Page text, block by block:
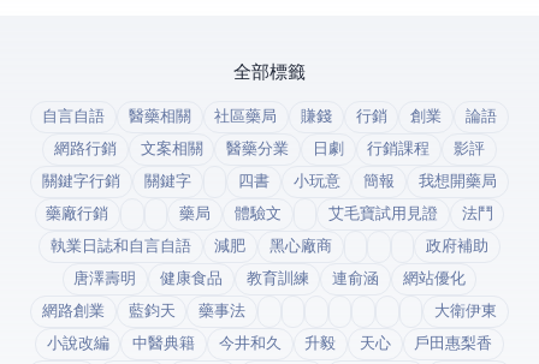
全部標籤
自言自語 醫藥相關 社區藥局 賺錢 行銷 創業
論語
網路行銷
文案相關 醫藥分業 日劇 行銷課程
影評
關鍵字行銷
關鍵字 四書 小玩意 簡報
我想開藥局
藥廠行銷
藥局 體驗文 艾毛寶試用見證
法鬥
執業日誌和自言自語
減肥 黑心廠商
政府補助
唐澤壽明
健康食品 教育訓練 連俞涵
網站優化
網路創業
藍鈞天 藥事法
大衛伊東
小說改編
中醫典籍 今井和久 升毅 天心
戶田惠梨香